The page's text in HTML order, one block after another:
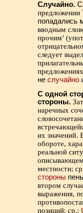
Случайно.
предложении
попадались
вводным
прочим’
следует
неслучайно
С одной
стороны.
наречных
их значений.
обороте,
реальной
описывающем
местности;
стороны
втором
выражения,
позиций; ср.: